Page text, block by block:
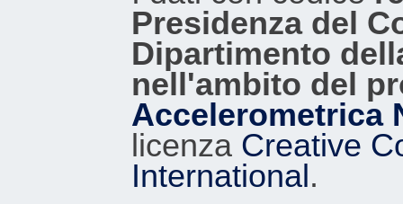
Presidenza del
Dipartimento
nell'ambito del
Accelerometrica
licenza Creative
International.